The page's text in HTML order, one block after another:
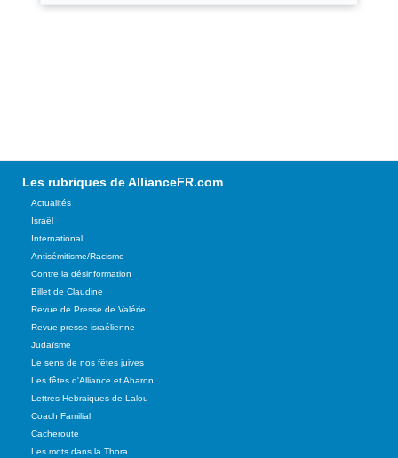
Les rubriques de AllianceFR.com
Actualités
Israël
International
Antisémitisme/Racisme
Contre la désinformation
Billet de Claudine
Revue de Presse de Valérie
Revue presse israélienne
Judaïsme
Le sens de nos fêtes juives
Les fêtes d'Alliance et Aharon
Lettres Hebraiques de Lalou
Coach Familial
Cacheroute
Les mots dans la Thora